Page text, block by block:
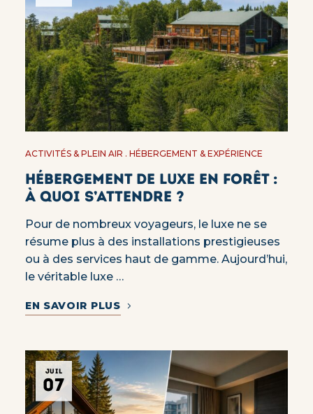
ACTIVITÉS & PLEIN AIR HÉBERGEMENT & EXPÉRIENCE
Hébergement de luxe en forêt :
à quoi s’attendre ?
Pour de nombreux voyageurs, le luxe ne se
résume plus à des installations prestigieuses
ou à des services haut de gamme. Aujourd’hui,
le véritable luxe …
EN SAVOIR PLUS
JUIL
07